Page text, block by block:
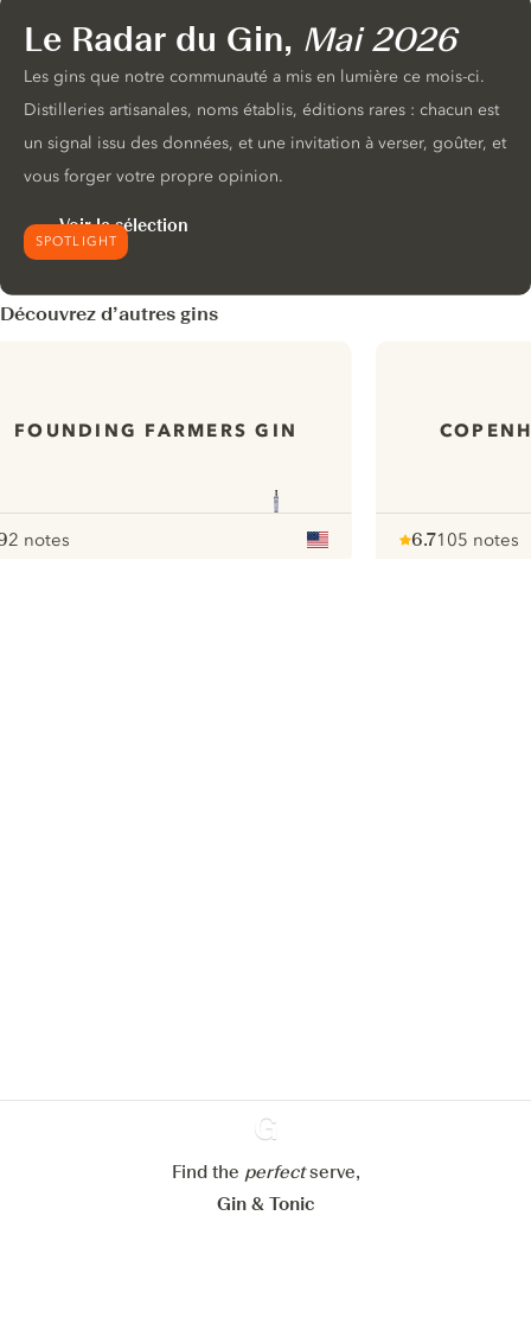
SPOTLIGHT
Le Radar du Gin, Mai 2026
Les gins que notre communauté a mis en lumière ce mois-ci.
Distilleries artisanales, noms établis, éditions rares : chacun est
un signal issu des données, et une invitation à verser, goûter, et
vous forger votre propre opinion.
Voir la sélection
Découvrez d’autres gins
FOUNDING FARMERS GIN
2 notes
6.7105 notes
Ginventory
Find the perfectserve,
Gin & Tonic
Paramétrer mes cookies
Refuser tout Accepter tout